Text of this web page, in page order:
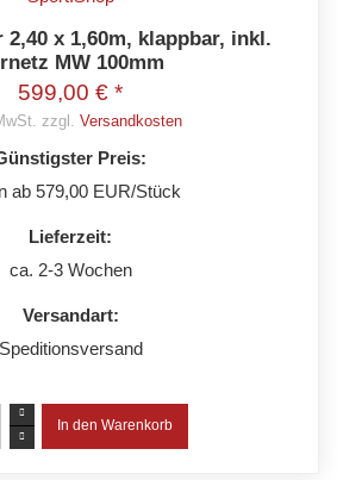
x 1,60m, klappbar, inkl.
MW 100mm
599,00 € *
zzgl. Versandkosten
Preis:
ab 579,00 EUR/Stück
Lieferzeit:
ca. 2-3 Wochen
Versandart:
Speditionsversand